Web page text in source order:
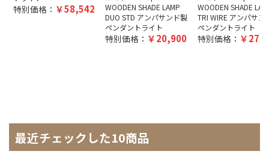
特別価格： 58,542
WOODEN SHADE LAMP
DUO STD アンパサンド製
ペンダントライト
特別価格： 20,900
WOODEN SHADE
TRI WIRE アンパサン
ペンダントライト
特別価格：
最近チェックした10商品